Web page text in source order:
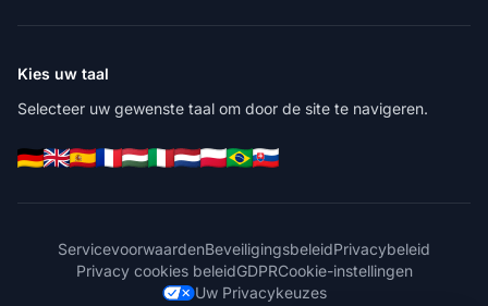
Kies uw taal
Selecteer uw gewenste taal om door de site te navigeren.
ServicevoorwaardenBeveiligingsbeleidPrivacybeleid
Privacy cookies beleidGDPRCookie-instellingen
Uw Privacykeuzes